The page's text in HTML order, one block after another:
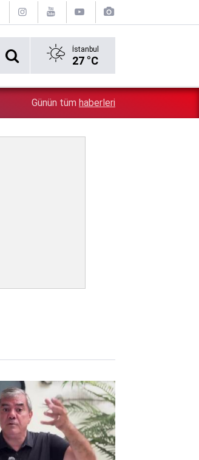
İstanbul
27 °C
sınır tanımıyor: Bu kez kendi
Günün tüm haberleri